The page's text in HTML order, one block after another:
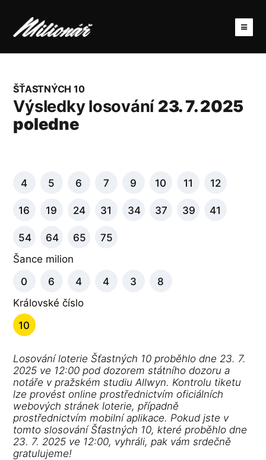
ŠŤASTNÝCH 10
Výsledky losování 23. 7. 2025
poledne
4 5 6 7 9 10 11 12
16 19 24 31 34 37 39 41
54 64 65
75
Šance milion
0
6 4 4 3
8
Královské číslo
10
Losování loterie Šťastných 10 proběhlo dne 23. 7.
2025 ve 12:00 pod dozorem státního dozoru a
notáře v pražském studiu Allwyn. Kontrolu tiketu
lze provést online prostřednictvím oficiálních
webových stránek loterie, případně
prostřednictvím mobilní aplikace. Pokud jste v
tomto slosování Šťastných 10, které proběhlo dne
23. 7. 2025 ve 12:00, vyhráli, pak vám srdečně
gratulujeme!